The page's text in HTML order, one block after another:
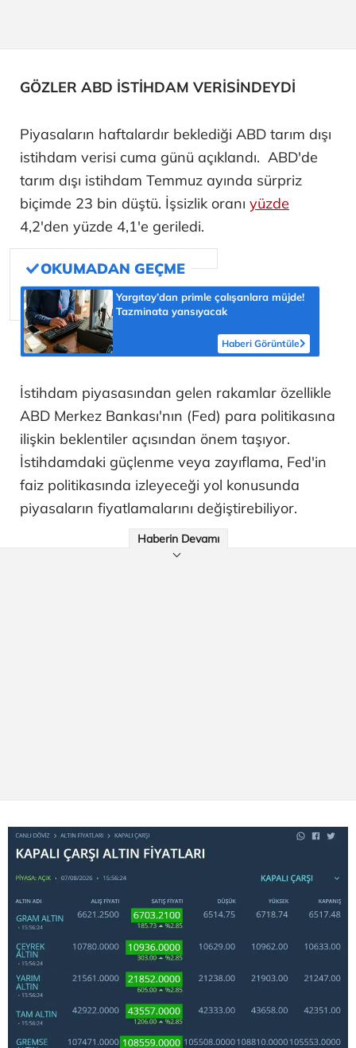
GÖZLER ABD İSTİHDAM VERİSİNDEYDİ
Piyasaların haftalardır beklediği ABD tarım dışı
istihdam verisi cuma günü açıklandı. ABD'de
tarım dışı istihdam Temmuz ayında sürpriz
biçimde 23 bin düştü. İşsizlik oranı yüzde
4,2'den yüzde 4,1'e geriledi.
Yargıtay’dan primle çalışanlara müjde!
Tazminata yansıyacak
Haberi Görüntüle
İstihdam piyasasından gelen rakamlar özellikle
ABD Merkez Bankası'nın (Fed) para politikasına
ilişkin beklentiler açısından önem taşıyor.
İstihdamdaki güçlenme veya zayıflama, Fed'in
faiz politikasında izleyeceği yol konusunda
piyasaların fiyatlamalarını değiştirebiliyor.
Haberin Devamı